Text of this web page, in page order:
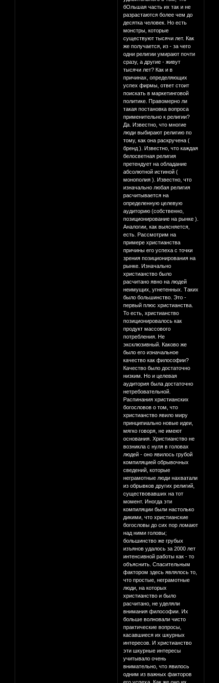
бОльшая часть их так и не
разрастаются более чем до
десятка человек. Но есть
монстры, которые
существуют тысячи лет. Как
же получается, из - за чего
одни религии умирают почти
сразу, а другие - живут
тысячи лет? Как и в
причинах, определяющих
успех фирмы, ответ стоит
поискать в маркетинговой
политике. Правомерно ли
такая постановка вопроса
применительно к религии?
Да. Известно, что многие
люди выбирают религию по
тому, как она раскручена (
бренд ). Известно, что каждая
белосветная религия
претендует на обладание
абсолютной истиной (
монополия ). Известно, что
изначально любая религия
расчитывается на
определенную целевую
аудиторию (собственно,
позиционирование на рынке ).
Аналогии, как выясняется,
есть. Рассмотрим на
примере христианства
причины его успеха с точки
зрения позиционирования на
рынке. Изначально
христианство было
расчитано явно на людей
неимущих, угнетенных. Таких
было большинство. Это -
первый плюс христианства.
То есть, христианство
позиционировалось как
продукт массового
потребления. Не
эксклюзивный. Каково же
было его изначальное
качество как философии?
Качество было достаточно
низким. Но и целевая
аудитория была достаточно
нетребовательной.
Распинания христианских
богословов о том, что
христианство явило миру
принципиально новые идеи,
мягко говоря, не имеют
основания. Христианство не
возникла с нуля в головах
людей - оно явилось грубой
компиляцией обрывочных
сведений, которые
неграмотные люди нахватали
из обрывков других религий,
существовавших на тот
момент. Иногда эти
компиляции были настолько
дикими, что христианские
богословы до сих пор ломают
над ними головы;
большинство же грубых
изъянов удалось за 2000 лет
интенсивной работы как - то
объяснить. Спасительным
фактором здесь являлось то,
что простые, неграмотные
люди, на которых
христианство и было
расчитано, не уделяли
внимания философии. Их
больше волновали чисто
практические вопросы,
касавшиеся их шкурных
интересов. И христианство
эти шкурные интересы
учитывало очень
внимательно, что явилось
одним из важных факторов